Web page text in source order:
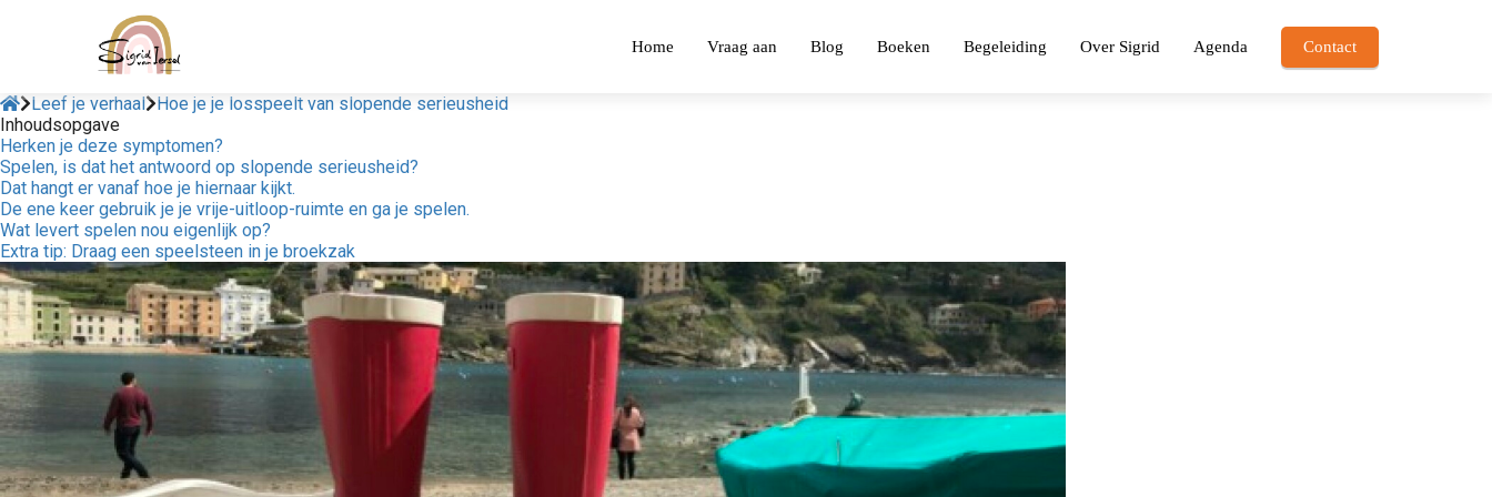
Home Vraag aan Blog Boeken Begeleiding Over Sigrid Agenda Contact
Leef je verhaal Hoe je je losspeelt van slopende serieusheid
Inhoudsopgave
Herken je deze symptomen?
Spelen, is dat het antwoord op slopende serieusheid?
Dat hangt er vanaf hoe je hiernaar kijkt.
De ene keer gebruik je je vrije-uitloop-ruimte en ga je spelen.
Wat levert spelen nou eigenlijk op?
Extra tip: Draag een speelsteen in je broekzak